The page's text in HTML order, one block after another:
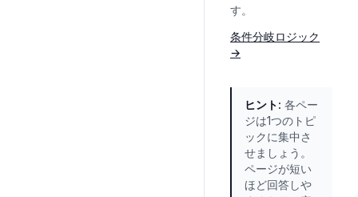
す。
条件分岐ロジック
→
ヒント: 各ペー
ジは1つのトピ
ックに集中さ
せましょう。
ページが短い
ほど回答しや